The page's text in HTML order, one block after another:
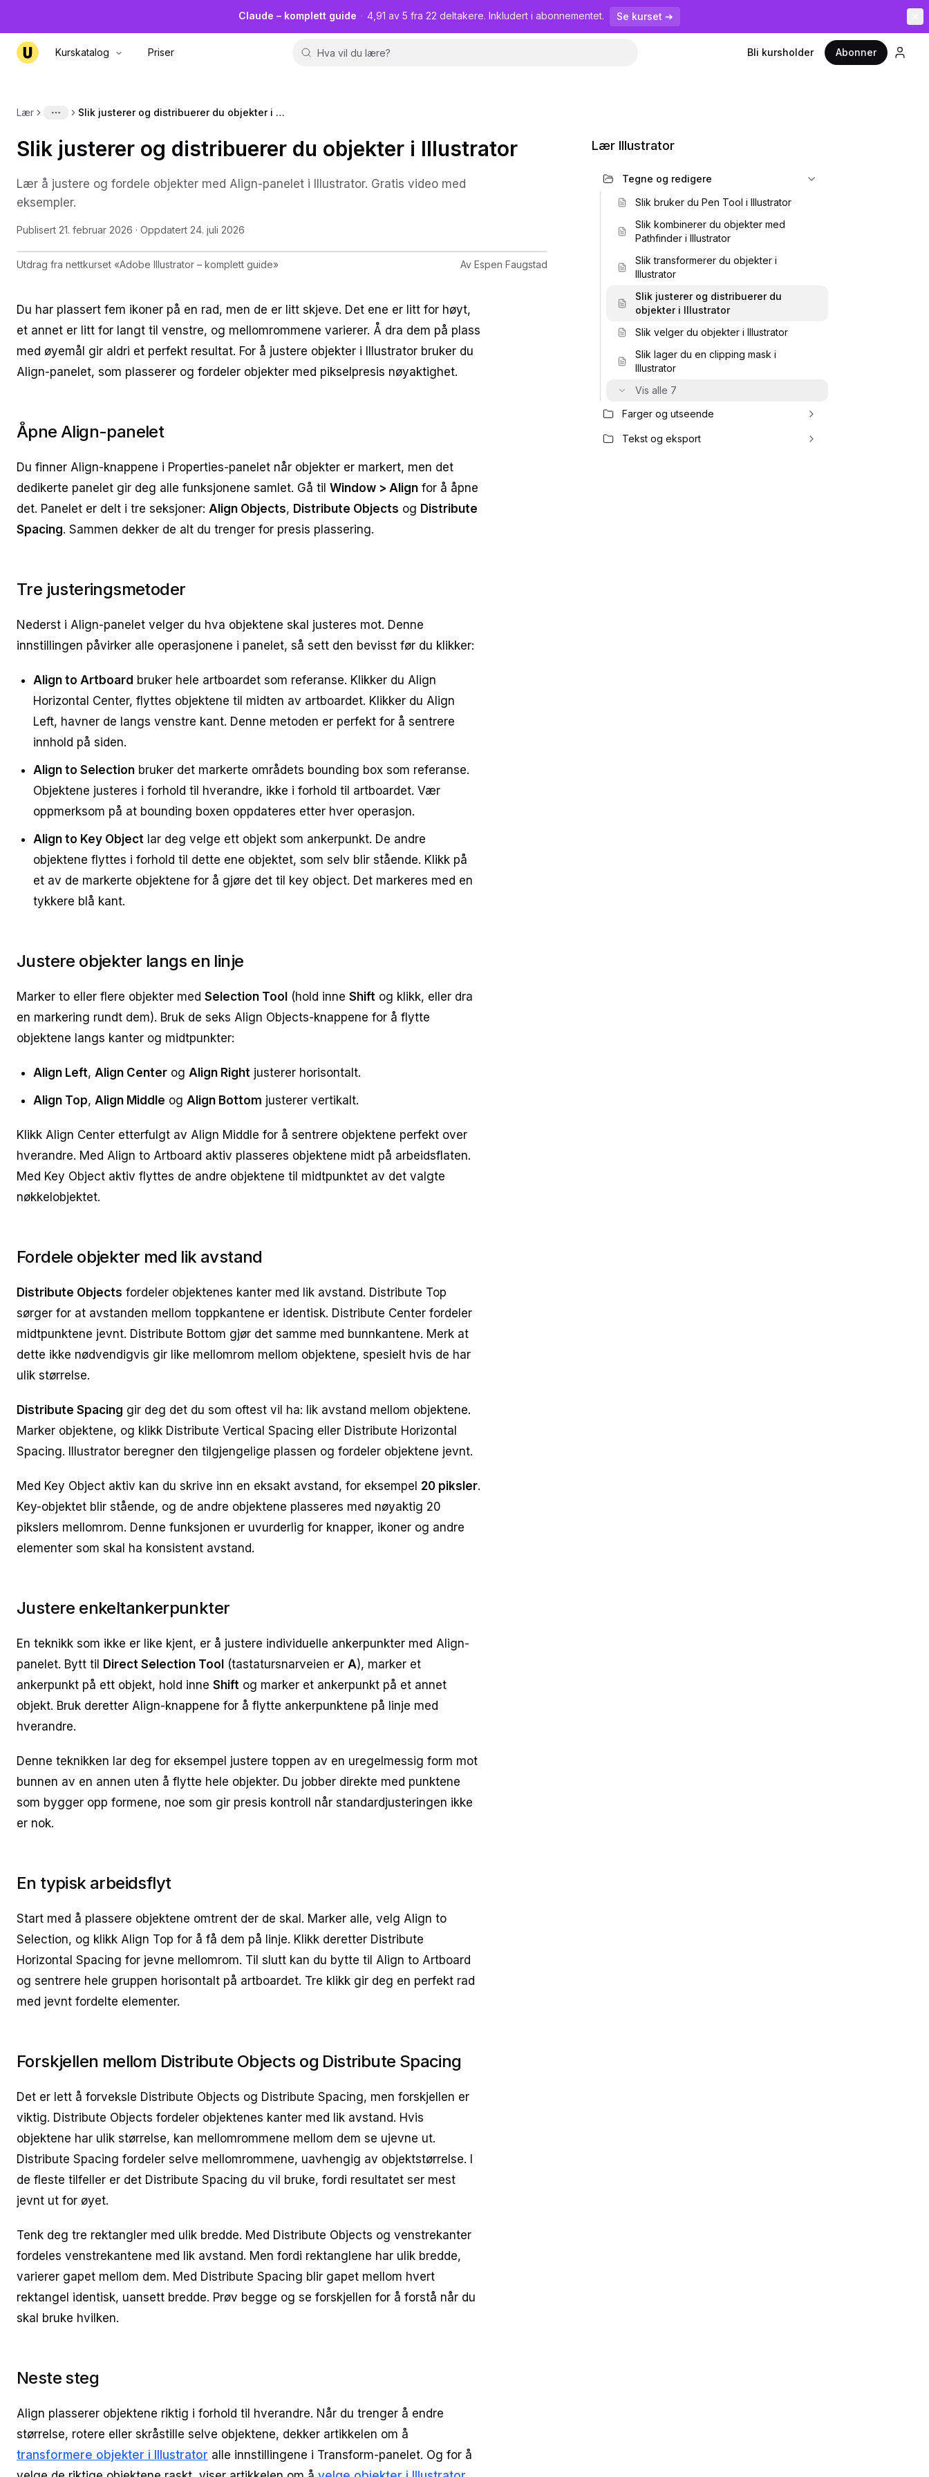
Claude – komplett guide · 4,91 av 5 fra 22 deltakere. Inkludert i abonnementet. Se kurset ➔
Kurskatalog Priser Bli kursholder Abonner
Lær More Slik justerer og distribuerer du objekter i Illustrator
Slik justerer og distribuerer du objekter i Illustrator
Lær å justere og fordele objekter med Align-panelet i Illustrator. Gratis video med
eksempler.
Publisert 21. februar 2026 · Oppdatert 24. juli 2026
Utdrag fra nettkurset «Adobe Illustrator – komplett guide» Av Espen Faugstad
Du har plassert fem ikoner på en rad, men de er litt skjeve. Det ene er litt for høyt,
et annet er litt for langt til venstre, og mellomrommene varierer. Å dra dem på plass
med øyemål gir aldri et perfekt resultat. For å justere objekter i Illustrator bruker du
Align-panelet, som plasserer og fordeler objekter med pikselpresis nøyaktighet.
Åpne Align-panelet
Du finner Align-knappene i Properties-panelet når objekter er markert, men det
dedikerte panelet gir deg alle funksjonene samlet. Gå til Window > Align for å åpne
det. Panelet er delt i tre seksjoner: Align Objects, Distribute Objects og Distribute
Spacing. Sammen dekker de alt du trenger for presis plassering.
Tre justeringsmetoder
Nederst i Align-panelet velger du hva objektene skal justeres mot. Denne
innstillingen påvirker alle operasjonene i panelet, så sett den bevisst før du klikker:
Align to Artboard bruker hele artboardet som referanse. Klikker du Align
Horizontal Center, flyttes objektene til midten av artboardet. Klikker du Align
Left, havner de langs venstre kant. Denne metoden er perfekt for å sentrere
innhold på siden.
Align to Selection bruker det markerte områdets bounding box som referanse.
Objektene justeres i forhold til hverandre, ikke i forhold til artboardet. Vær
oppmerksom på at bounding boxen oppdateres etter hver operasjon.
Align to Key Object lar deg velge ett objekt som ankerpunkt. De andre
objektene flyttes i forhold til dette ene objektet, som selv blir stående. Klikk på
et av de markerte objektene for å gjøre det til key object. Det markeres med en
tykkere blå kant.
Justere objekter langs en linje
Marker to eller flere objekter med Selection Tool (hold inne Shift og klikk, eller dra
en markering rundt dem). Bruk de seks Align Objects-knappene for å flytte
objektene langs kanter og midtpunkter:
Align Left, Align Center og Align Right justerer horisontalt.
Align Top, Align Middle og Align Bottom justerer vertikalt.
Klikk Align Center etterfulgt av Align Middle for å sentrere objektene perfekt over
hverandre. Med Align to Artboard aktiv plasseres objektene midt på arbeidsflaten.
Med Key Object aktiv flyttes de andre objektene til midtpunktet av det valgte
nøkkelobjektet.
Fordele objekter med lik avstand
Distribute Objects fordeler objektenes kanter med lik avstand. Distribute Top
sørger for at avstanden mellom toppkantene er identisk. Distribute Center fordeler
midtpunktene jevnt. Distribute Bottom gjør det samme med bunnkantene. Merk at
dette ikke nødvendigvis gir like mellomrom mellom objektene, spesielt hvis de har
ulik størrelse.
Distribute Spacing gir deg det du som oftest vil ha: lik avstand mellom objektene.
Marker objektene, og klikk Distribute Vertical Spacing eller Distribute Horizontal
Spacing. Illustrator beregner den tilgjengelige plassen og fordeler objektene jevnt.
Med Key Object aktiv kan du skrive inn en eksakt avstand, for eksempel 20 piksler.
Key-objektet blir stående, og de andre objektene plasseres med nøyaktig 20
pikslers mellomrom. Denne funksjonen er uvurderlig for knapper, ikoner og andre
elementer som skal ha konsistent avstand.
Justere enkeltankerpunkter
En teknikk som ikke er like kjent, er å justere individuelle ankerpunkter med Align-
panelet. Bytt til
Direct Selection Tool (tastatursnarveien er A), marker et
ankerpunkt på ett objekt, hold inne Shift og marker et ankerpunkt på et annet
objekt. Bruk deretter Align-knappene for å flytte ankerpunktene på linje med
hverandre.
Denne teknikken lar deg for eksempel justere toppen av en uregelmessig form mot
bunnen av en annen uten å flytte hele objekter. Du jobber direkte med punktene
som bygger opp formene, noe som gir presis kontroll når standardjusteringen ikke
er nok.
En typisk arbeidsflyt
Start med å plassere objektene omtrent der de skal. Marker alle, velg Align to
Selection, og klikk Align Top for å få dem på linje. Klikk deretter Distribute
Horizontal Spacing for jevne mellomrom. Til slutt kan du bytte til Align to Artboard
og sentrere hele gruppen horisontalt på artboardet. Tre klikk gir deg en perfekt rad
med jevnt fordelte elementer.
Forskjellen mellom Distribute Objects og Distribute Spacing
Det er lett å forveksle Distribute Objects og Distribute Spacing, men forskjellen er
viktig. Distribute Objects fordeler objektenes kanter med lik avstand. Hvis
objektene har ulik størrelse, kan mellomrommene mellom dem se ujevne ut.
Distribute Spacing fordeler selve mellomrommene, uavhengig av objektstørrelse. I
de fleste tilfeller er det Distribute Spacing du vil bruke, fordi resultatet ser mest
jevnt ut for øyet.
Tenk deg tre rektangler med ulik bredde. Med Distribute Objects og venstrekanter
fordeles venstrekantene med lik avstand. Men fordi rektanglene har ulik bredde,
varierer gapet mellom dem. Med Distribute Spacing blir gapet mellom hvert
rektangel identisk, uansett bredde. Prøv begge og se forskjellen for å forstå når du
skal bruke hvilken.
Neste steg
Align plasserer objektene riktig i forhold til hverandre. Når du trenger å endre
størrelse, rotere eller skråstille selve objektene, dekker artikkelen om å
transformere objekter i Illustrator alle innstillingene i Transform-panelet. Og for å
Lær Illustrator
Tegne og redigere
Slik bruker du Pen Tool i Illustrator
Slik kombinerer du objekter med
Pathfinder i Illustrator
Slik transformerer du objekter i
Illustrator
Slik justerer og distribuerer du
objekter i Illustrator
Slik velger du objekter i Illustrator
Slik lager du en clipping mask i
Illustrator
Vis alle 7
Farger og utseende
Tekst og eksport